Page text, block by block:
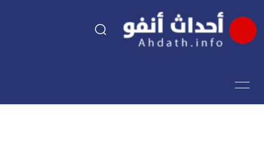
اقتصاد